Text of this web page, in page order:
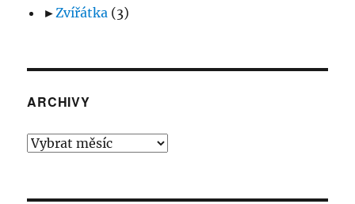
►Zvířátka (3)
ARCHIVY
Archivy